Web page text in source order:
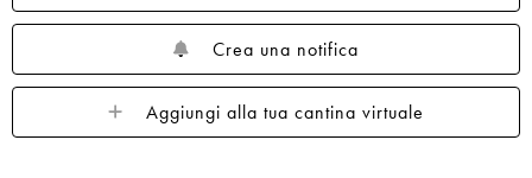
Crea una notifica
Aggiungi alla tua cantina virtuale